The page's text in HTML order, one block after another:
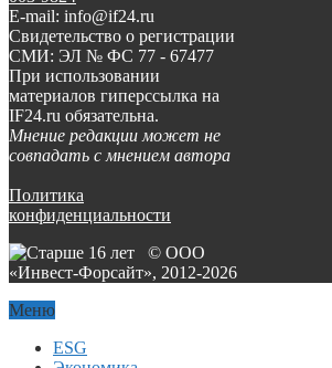
E-mail: info@if24.ru
Свидетельство о регистрации
СМИ: ЭЛ № ФС 77 - 67477
При использовании
материалов гиперссылка на
IF24.ru обязательна.
Мнение редакции может не
совпадать с мнением автора
Политика
конфиденциальности
© ООО
«Инвест-Форсайт», 2012-2026
Меню
ESG